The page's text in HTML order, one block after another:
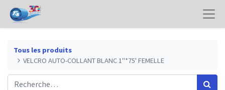
Tous les produits
VELCRO AUTO-COLLANT BLANC 1"*75' FEMELLE